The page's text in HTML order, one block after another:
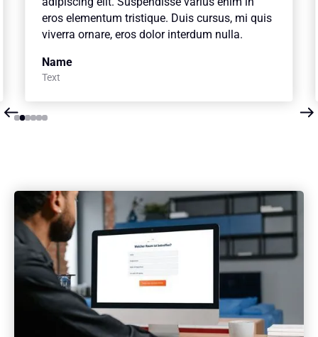
eros elementum tristique. Duis cursus, mi quis
viverra ornare, eros dolor interdum nulla.
Name
Text
Slide 2 of 6.